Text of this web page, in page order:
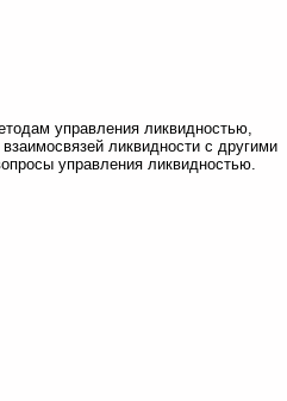
управления ликвидностью,
ликвидности с другими
управления ликвидностью.